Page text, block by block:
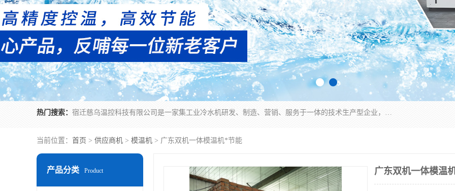
热门搜索： 宿迁慈乌温控科技有限公司是一家集工业冷水机研发、制造、营销、服务于一体的技术生产型企业，经营范围包括：冷水机、螺杆式冷水机组、工业冷水机、水冷式冷水机、风冷式冷水机组、风冷螺杆式冷冻机组、冷冻机、注塑专用冷水机、混泥土专用冷水机、低温防爆冷水机组等。专业温控设备供应商 模温机/冷水机/导热油炉定制服务等
当前位置： 首页 > 供应商机 > 模温机 > 广东双机一体模温机*节能
产品分类 Product 广东双机一体模温